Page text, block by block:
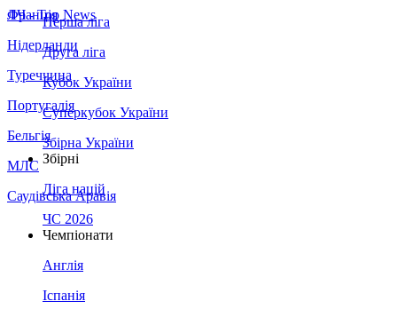
Франція
Нідерланди
Туреччина
Португалія
Бельгія
МЛС
Саудівська Аравія
ЛЧ - Top News
Перша ліга
Друга ліга
Кубок України
Суперкубок України
Збірна України
Збірні
Ліга націй
ЧС 2026
Чемпіонати
Англія
Іспанія